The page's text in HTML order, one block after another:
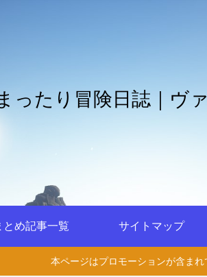
ったり冒険日誌｜ヴ
とめ記事一覧 サイトマップ
本ページはプロモーションが含まれ